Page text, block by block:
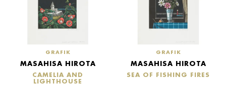
GRAFIK
MASAHISA HIROTA
CAMELIA AND
LIGHTHOUSE
GRAFIK
MASAHISA HIROTA
SEA OF FISHING FIRES